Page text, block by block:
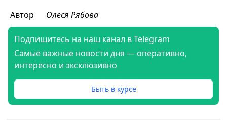
Автор Олеся Рябова
Подпишитесь на наш канал в Telegram
Самые важные новости дня — оперативно,
интересно и эксклюзивно
Быть в курсе